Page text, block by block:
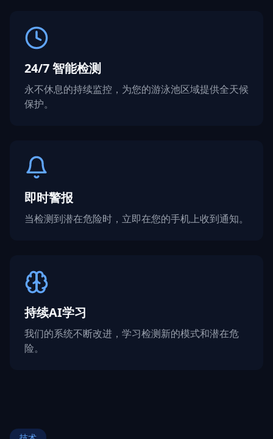
24/7 智能检测
永不休息的持续监控，为您的游泳池区域提供全天候
保护。
即时警报
当检测到潜在危险时，立即在您的手机上收到通知。
持续AI学习
我们的系统不断改进，学习检测新的模式和潜在危
险。